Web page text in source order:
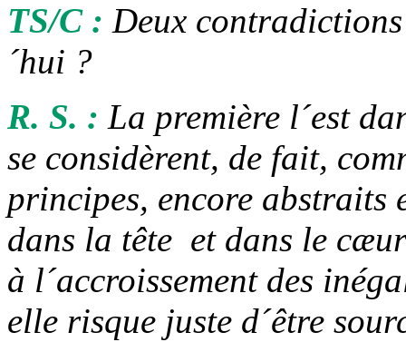
TS/C : Deux
´hui ?
R. S. : La première l´est
se considèrent, de fait,
principes, encore abstraits
dans la tête ­ et dans le
à l´accroissement des
elle risque juste d´être